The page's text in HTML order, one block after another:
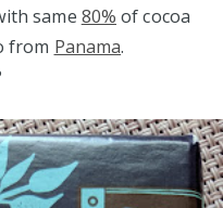
same 80% of cocoa
from Panama.